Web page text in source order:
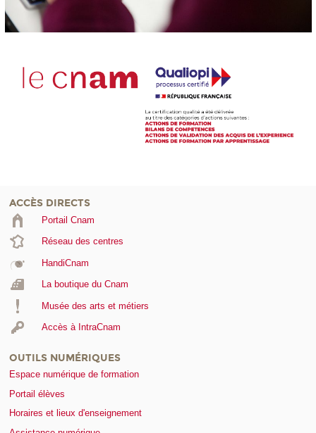
ACCÈS DIRECTS
Portail Cnam
Réseau des centres
HandiCnam
La boutique du Cnam
Musée des arts et métiers
Accès à IntraCnam
OUTILS NUMÉRIQUES
Espace numérique de formation
Portail élèves
Horaires et lieux d'enseignement